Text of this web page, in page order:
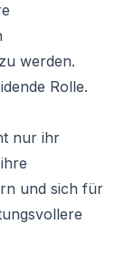
werden.
Rolle.
nur ihr
und sich für